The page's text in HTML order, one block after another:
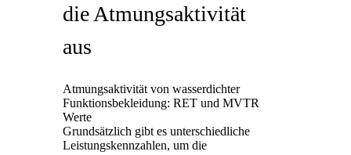
die Atmungsaktivität
aus
Atmungsaktivität von wasserdichter
Funktionsbekleidung: RET und MVTR
Werte
Grundsätzlich gibt es unterschiedliche
Leistungskennzahlen, um die